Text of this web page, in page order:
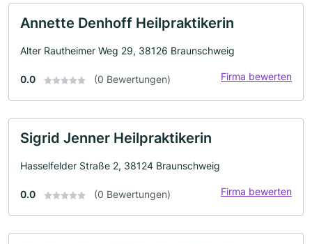
Annette Denhoff Heilpraktikerin
Alter Rautheimer Weg 29, 38126 Braunschweig
0.0 (0 Bewertungen) Firma bewerten
Sigrid Jenner Heilpraktikerin
Hasselfelder Straße 2, 38124 Braunschweig
0.0 (0 Bewertungen) Firma bewerten